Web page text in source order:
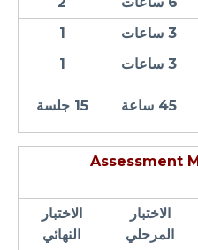
3 ساعات
1
3 ساعات
1
45 ساعة 15 جلسة
Assessment
الاختبار
المرحلي
الاختبار
النهائي